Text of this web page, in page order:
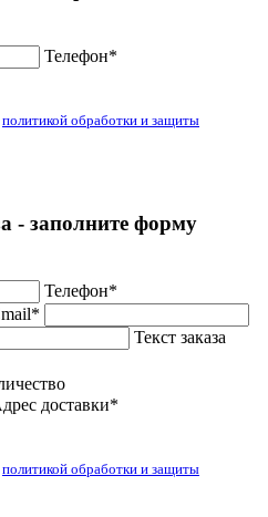
Телефон*
политикой обработки и защиты
- заполните форму
Телефон*
Текст заказа
доставки*
политикой обработки и защиты